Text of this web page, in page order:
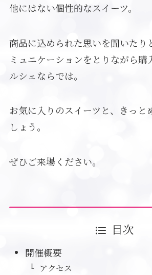
他にはない個性的なスイーツ。
商品に込められた思いを聞いたり
ミュニケーションをとりながら購
ルシェならでは。
お気に入りのスイーツと、きっと
しょう。
ぜひご来場ください。
目次
開催概要
アクセス